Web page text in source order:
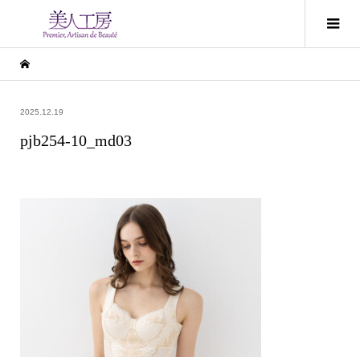
2025.12.19
pjb254-10_md03